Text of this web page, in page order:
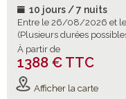
10 jours / 7 nuits
Entre le 26/08/2026 et
(Plusieurs durées
À partir de
1388 € TTC
Afficher la carte